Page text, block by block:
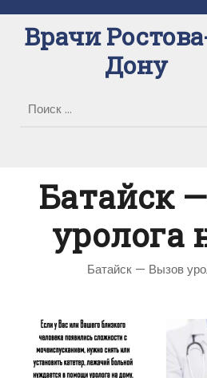
содержимому
Врачи
Дону
Батайск
уролога
Батайск — Вызов